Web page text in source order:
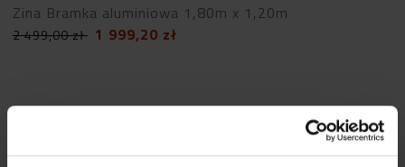
Zina Bramka aluminiowa 1,80m x 1,20m
2 499,00zł 1 999,20 zł
Jeśli szukasz sprzętu, który realnie wspiera codzienny
trening piłkarski, sprawdź naszą ofertę i wybierz